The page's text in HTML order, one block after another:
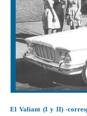
El Valiant (I y II) -